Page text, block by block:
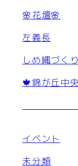
🌸花壇🌸
左義長
しめ縄づくり
🍁錦が丘中
イベント
未分類